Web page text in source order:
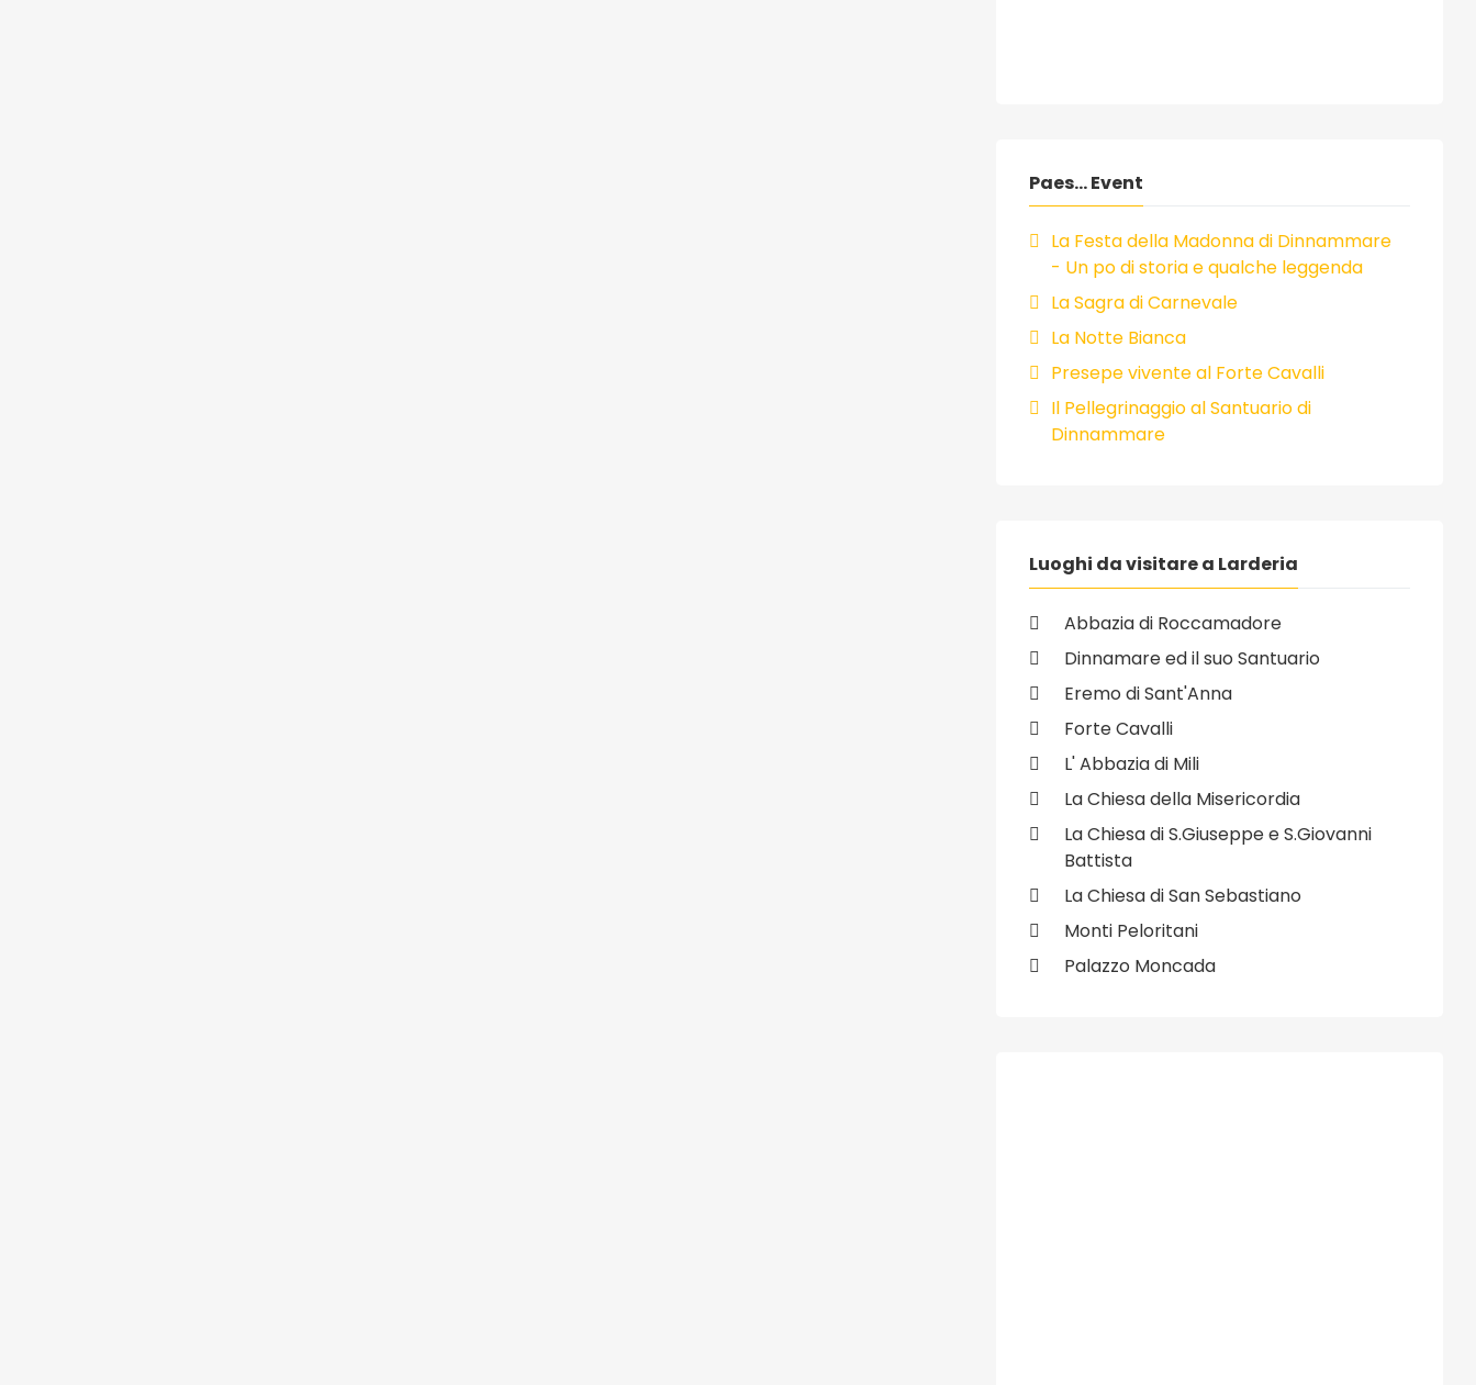
Paes... Event
La Festa della Madonna di Dinnammare
- Un po di storia e qualche leggenda
La Sagra di Carnevale
La Notte Bianca
Presepe vivente al Forte Cavalli
Il Pellegrinaggio al Santuario di
Dinnammare
Luoghi da visitare a Larderia
Abbazia di Roccamadore
Dinnamare ed il suo Santuario
Eremo di Sant'Anna
Forte Cavalli
L' Abbazia di Mili
La Chiesa della Misericordia
La Chiesa di S.Giuseppe e S.Giovanni
Battista
La Chiesa di San Sebastiano
Monti Peloritani
Palazzo Moncada